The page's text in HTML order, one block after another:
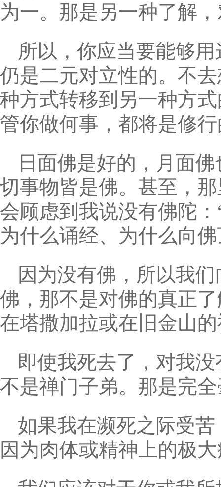
为一。那是另一种了解
所以，你应当要能够
仍是二元对立性的。不
种方式转移到另一种方
管你做何事，都将是修
日面佛是好的，月面
切事物皆是佛。甚至，
会顾虑到我说没有佛陀
为什么诵经、为什么向
因为没有佛，所以我
佛，那不是对佛的真正
在塔撒加拉或在旧金山
即使我死去了，对我
不是禅门子弟。那是完
如果我在濒死之际受
因为肉体或精神上的极